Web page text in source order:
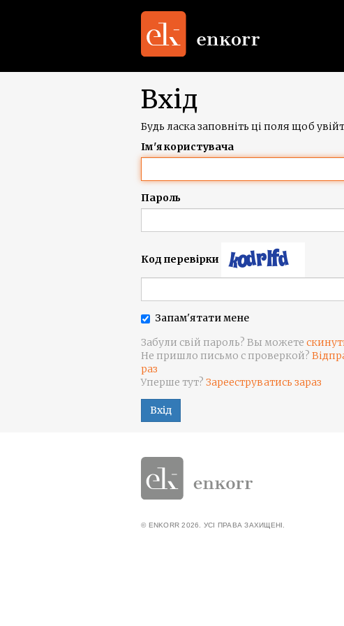
Вхід
Будь ласка заповніть ці поля щоб
Ім'я користувача
Пароль
Код перевірки
Запам'ятати мене
Забули свій пароль? Вы можете
Не пришло письмо с проверкой?
раз
Уперше тут? Зарееструватись зараз
Вхід
© ENKORR 2026. УСІ ПРАВА ЗАХИЩЕНІ.